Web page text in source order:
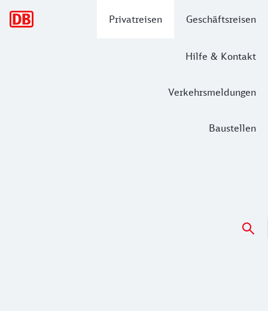
Privatreisen Geschäftsreisen
Hilfe & Kontakt
Verkehrsmeldungen
Baustellen